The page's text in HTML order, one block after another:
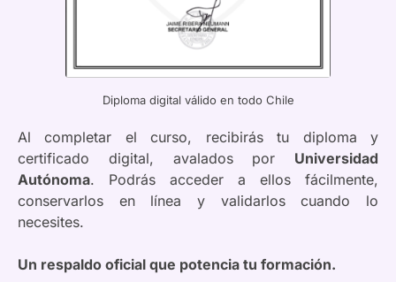
Diploma digital válido en todo Chile
Al completar el curso, recibirás tu diploma y
certificado digital, avalados por Universidad
Autónoma. Podrás acceder a ellos fácilmente,
conservarlos en línea y validarlos cuando lo
necesites.
Un respaldo oficial que potencia tu formación.